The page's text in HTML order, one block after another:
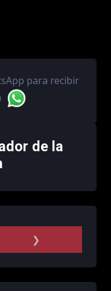
para recibir
de la
❯